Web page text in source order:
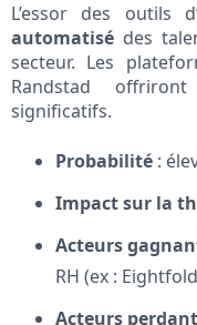
L’essor des outils
automatisé des
secteur. Les
Randstad
significatifs.
Probabilité :
Impact sur la
Acteurs
RH (ex :
Acteurs